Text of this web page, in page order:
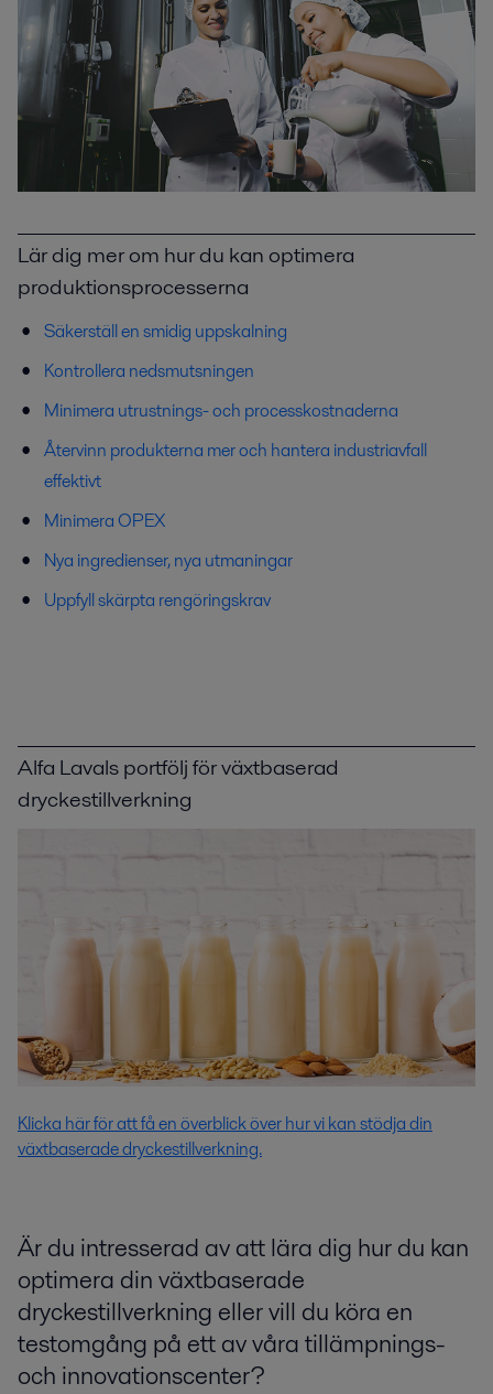
Lär dig mer om hur du kan optimera
produktionsprocesserna
Säkerställ en smidig uppskalning
Kontrollera nedsmutsningen
Minimera utrustnings- och processkostnaderna
Återvinn produkterna mer och hantera industriavfall
effektivt
Minimera OPEX
Nya ingredienser, nya utmaningar
Uppfyll skärpta rengöringskrav
Alfa Lavals portfölj för växtbaserad
dryckestillverkning
Klicka här för att få en överblick över hur vi kan stödja din
växtbaserade dryckestillverkning.
Är du intresserad av att lära dig hur du kan
optimera din växtbaserade
dryckestillverkning eller vill du köra en
testomgång på ett av våra tillämpnings-
och innovationscenter?